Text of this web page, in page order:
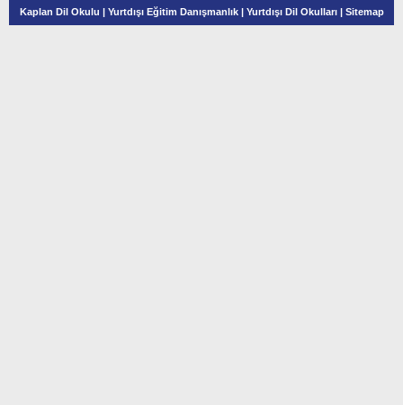
Kaplan Dil Okulu Yurtdışı Eğitim Danışmanlık| Yurtdışı Dil Okulları| Sitemap